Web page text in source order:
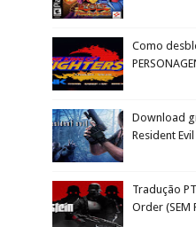
Como
Download
Resident
Tradução
Order (SEM